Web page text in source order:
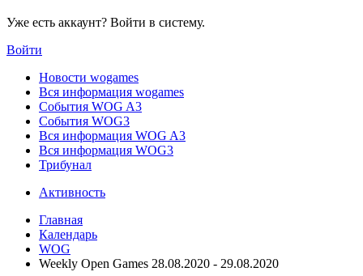
Уже есть аккаунт? Войти в систему.
Войти
Новости wogames
Вся информация wogames
События WOG A3
События WOG3
Вся информация WOG A3
Вся информация WOG3
Трибунал
Активность
Главная
Календарь
WOG
Weekly Open Games 28.08.2020 - 29.08.2020